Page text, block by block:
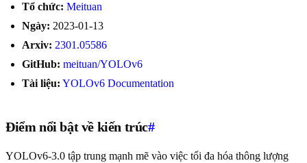
Tổ chức: Meituan
Ngày: 2023-01-13
Arxiv: 2301.05586
GitHub: meituan/YOLOv6
Tài liệu: YOLOv6 Documentation
Điểm nổi bật về kiến trúc#
YOLOv6-3.0 tập trung mạnh mẽ vào việc tối đa hóa thông lượng